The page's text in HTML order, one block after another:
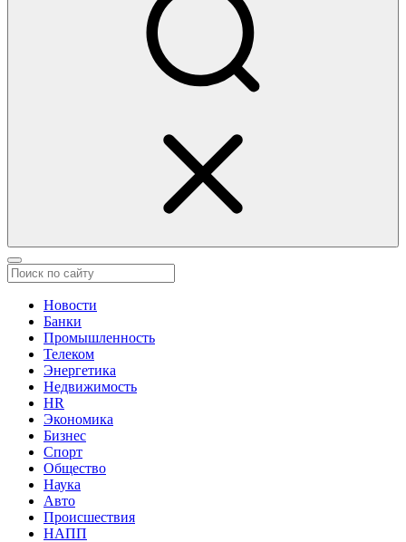
Новости
Банки
Промышленность
Телеком
Энергетика
Недвижимость
HR
Экономика
Бизнес
Спорт
Общество
Наука
Авто
Происшествия
НАПП